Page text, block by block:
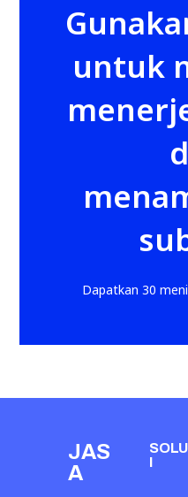
untuk
Dapatkan 30
JAS
A
I